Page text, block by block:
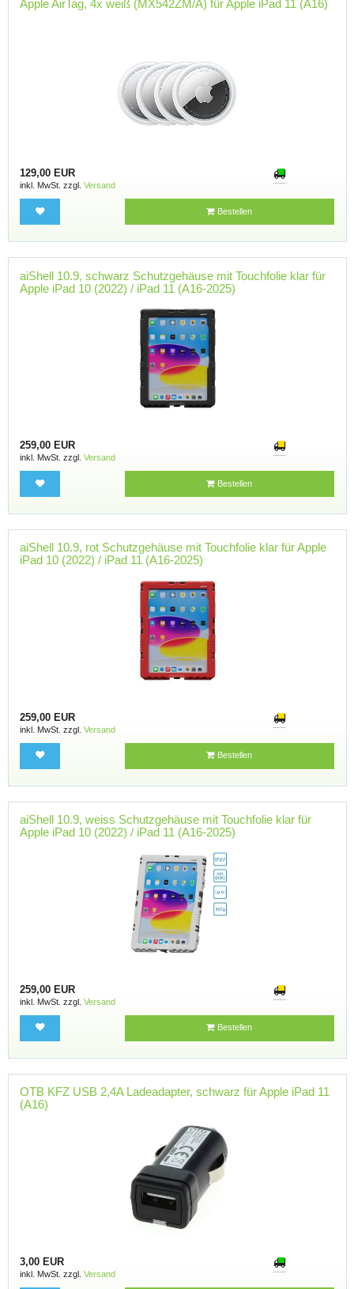
Apple AirTag, 4x weiß (MX542ZM/A) für Apple iPad 11 (A16)
129,00 EUR
inkl. MwSt. zzgl. Versand
Bestellen
aiShell 10.9, schwarz Schutzgehäuse mit Touchfolie klar für
Apple iPad 10 (2022) / iPad 11 (A16-2025)
259,00 EUR
inkl. MwSt. zzgl. Versand
Bestellen
aiShell 10.9, rot Schutzgehäuse mit Touchfolie klar für Apple
iPad 10 (2022) / iPad 11 (A16-2025)
259,00 EUR
inkl. MwSt. zzgl. Versand
Bestellen
aiShell 10.9, weiss Schutzgehäuse mit Touchfolie klar für
Apple iPad 10 (2022) / iPad 11 (A16-2025)
259,00 EUR
inkl. MwSt. zzgl. Versand
Bestellen
OTB KFZ USB 2,4A Ladeadapter, schwarz für Apple iPad 11
(A16)
3,00 EUR
inkl. MwSt. zzgl. Versand